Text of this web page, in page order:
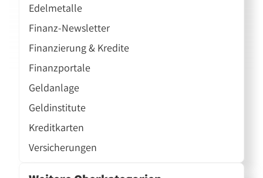
Edelmetalle
Finanz-Newsletter
Finanzierung & Kredite
Finanzportale
Geldanlage
Geldinstitute
Kreditkarten
Versicherungen